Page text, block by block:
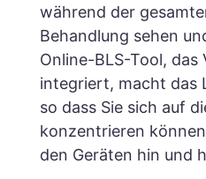
während der
Behandlung sehen
Online-BLS-Tool, das
integriert, macht das
so dass Sie sich auf
konzentrieren
den Geräten hin und